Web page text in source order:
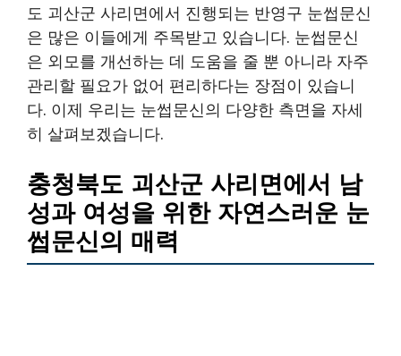
도 괴산군 사리면에서 진행되는 반영구 눈썹문신
은 많은 이들에게 주목받고 있습니다. 눈썹문신
은 외모를 개선하는 데 도움을 줄 뿐 아니라 자주
관리할 필요가 없어 편리하다는 장점이 있습니
다. 이제 우리는 눈썹문신의 다양한 측면을 자세
히 살펴보겠습니다.
충청북도 괴산군 사리면에서 남
성과 여성을 위한 자연스러운 눈
썹문신의 매력